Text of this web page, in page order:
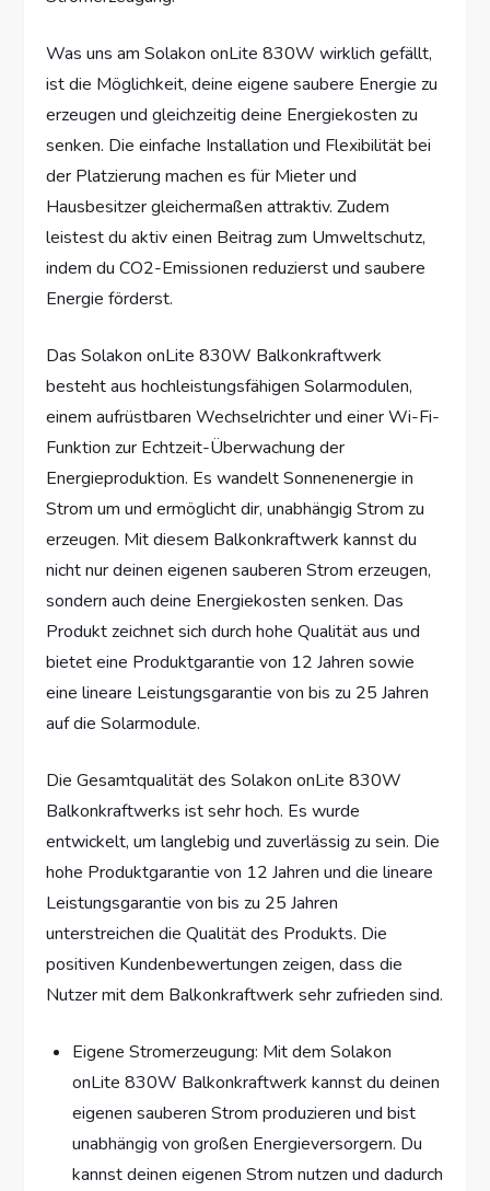
Was uns am Solakon onLite 830W wirklich gefällt,
ist die Möglichkeit, deine eigene saubere Energie zu
erzeugen und gleichzeitig deine Energiekosten zu
senken. Die einfache Installation und Flexibilität bei
der Platzierung machen es für Mieter und
Hausbesitzer gleichermaßen attraktiv. Zudem
leistest du aktiv einen Beitrag zum Umweltschutz,
indem du CO2-Emissionen reduzierst und saubere
Energie förderst.
Das Solakon onLite 830W Balkonkraftwerk
besteht aus hochleistungsfähigen Solarmodulen,
einem aufrüstbaren Wechselrichter und einer Wi-Fi-
Funktion zur Echtzeit-Überwachung der
Energieproduktion. Es wandelt Sonnenenergie in
Strom um und ermöglicht dir, unabhängig Strom zu
erzeugen. Mit diesem Balkonkraftwerk kannst du
nicht nur deinen eigenen sauberen Strom erzeugen,
sondern auch deine Energiekosten senken. Das
Produkt zeichnet sich durch hohe Qualität aus und
bietet eine Produktgarantie von 12 Jahren sowie
eine lineare Leistungsgarantie von bis zu 25 Jahren
auf die Solarmodule.
Die Gesamtqualität des Solakon onLite 830W
Balkonkraftwerks ist sehr hoch. Es wurde
entwickelt, um langlebig und zuverlässig zu sein. Die
hohe Produktgarantie von 12 Jahren und die lineare
Leistungsgarantie von bis zu 25 Jahren
unterstreichen die Qualität des Produkts. Die
positiven Kundenbewertungen zeigen, dass die
Nutzer mit dem Balkonkraftwerk sehr zufrieden sind.
Eigene Stromerzeugung: Mit dem Solakon
onLite 830W Balkonkraftwerk kannst du deinen
eigenen sauberen Strom produzieren und bist
unabhängig von großen Energieversorgern. Du
kannst deinen eigenen Strom nutzen und dadurch